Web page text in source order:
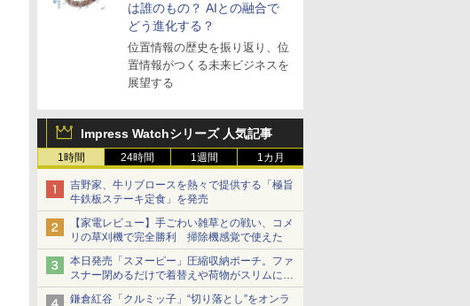
は誰のもの？ AIとの融合で
どう進化する？
位置情報の歴史を振り返り、位
置情報がつくる未来ビジネスを
展望する
Impress Watchシリーズ 人気記事
1時間 24時間 1週間 1カ月
吉野家、牛リブロースを熱々で提供する「極旨
牛鉄板ステーキ定食」を発売
【家電レビュー】手ごわい雑草との戦い、コメ
リの草刈機で完全勝利 掃除機感覚で使えた
本日発売「スヌーピー」圧縮収納ポーチ。ファ
スナー閉めるだけで着替えや荷物がスリムにま
とまる
鎌倉紅谷「クルミッ子」“切り落とし”をオンラ